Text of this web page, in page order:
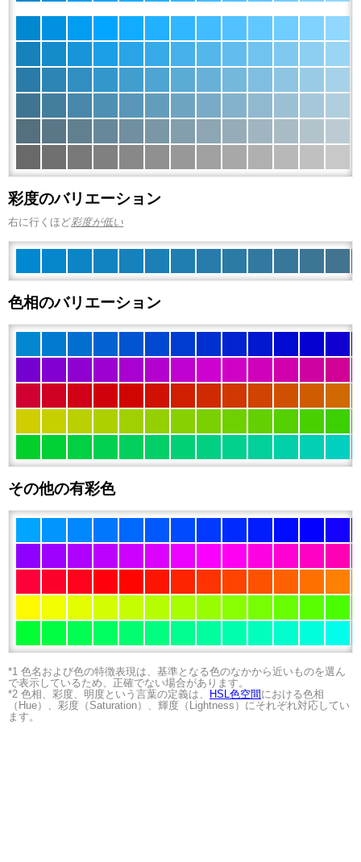
彩度のバリエーション
右に行くほど彩度が低い
色相のバリエーション
その他の有彩色
*1 色名および色の特徴表現は、基準となる色のなかから近いものを選ん
で表示しているため、正確でない場合があります。
*2 色相、彩度、明度という言葉の定義は、
HSL色空間 における色相
（Hue）、彩度（Saturation）、輝度（Lightness）にそれぞれ対応してい
ます。